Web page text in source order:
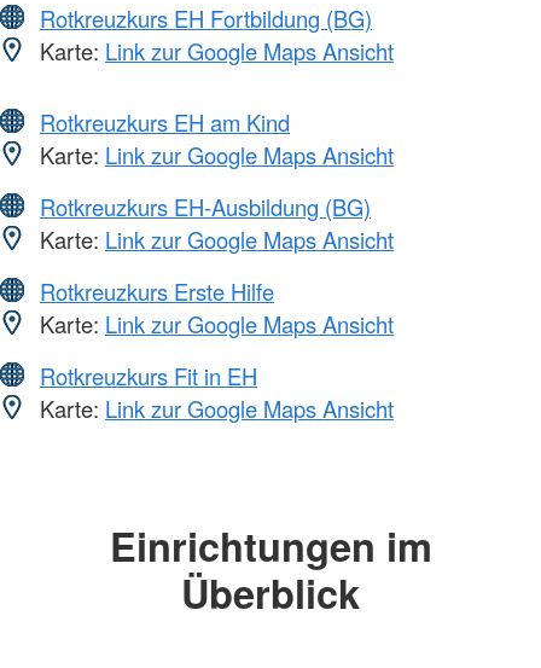
Rotkreuzkurs EH Fortbildung (BG)
Karte: Link zur Google Maps Ansicht
Rotkreuzkurs EH am Kind
Karte: Link zur Google Maps Ansicht
Rotkreuzkurs EH-Ausbildung (BG)
Karte: Link zur Google Maps Ansicht
Rotkreuzkurs Erste Hilfe
Karte: Link zur Google Maps Ansicht
Rotkreuzkurs Fit in EH
Karte: Link zur Google Maps Ansicht
Einrichtungen im
Überblick